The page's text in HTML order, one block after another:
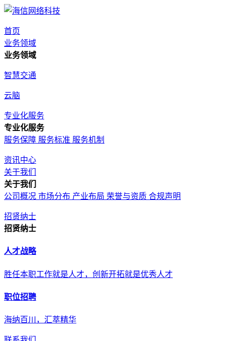
首页
业务领域
业务领域
智慧交通
云脑
专业化服务
专业化服务
服务保障 服务标准 服务机制
资讯中心
关于我们
关于我们
公司概况 市场分布 产业布局 荣誉与资质 合规声明
招贤纳士
招贤纳士
人才战略
胜任本职工作就是人才，创新开拓就是优秀人才
职位招聘
海纳百川，汇萃精华